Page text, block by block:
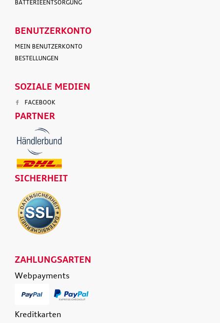
BATTERIEENTSORGUNG
BENUTZERKONTO
MEIN BENUTZERKONTO
BESTELLUNGEN
SOZIALE MEDIEN
FACEBOOK
PARTNER
SICHERHEIT
ZAHLUNGSARTEN
Webpayments
Kreditkarten